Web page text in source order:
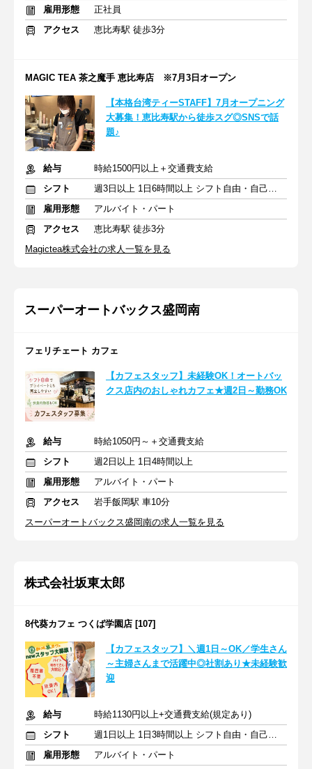
雇用形態
正社員
アクセス
恵比寿駅 徒歩3分
MAGIC TEA 茶之魔手 恵比寿店 ※7月3日オープン
【本格台湾ティーSTAFF】7月オープニング
大募集！恵比寿駅から徒歩スグ◎SNSで話
題♪
給与
時給1500円以上＋交通費支給
シフト
週3日以上 1日6時間以上 シフト自由・自己申告
雇用形態
アルバイト・パート
アクセス
恵比寿駅 徒歩3分
Magictea株式会社の求人一覧を見る
スーパーオートバックス盛岡南
フェリチェート カフェ
【カフェスタッフ】未経験OK！オートバッ
クス店内のおしゃれカフェ★週2日～勤務OK
給与
時給1050円～＋交通費支給
シフト
週2日以上 1日4時間以上
雇用形態
アルバイト・パート
アクセス
岩手飯岡駅 車10分
スーパーオートバックス盛岡南の求人一覧を見る
株式会社坂東太郎
8代葵カフェ つくば学園店 [107]
【カフェスタッフ】＼週1日～OK／学生さん
～主婦さんまで活躍中◎社割あり★未経験歓
迎
給与
時給1130円以上+交通費支給(規定あり)
シフト
週1日以上 1日3時間以上 シフト自由・自己申告
雇用形態
アルバイト・パート